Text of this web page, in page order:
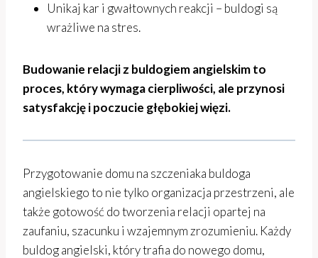
Unikaj kar i gwałtownych reakcji – buldogi są
wrażliwe na stres.
Budowanie relacji z buldogiem angielskim to
proces, który wymaga cierpliwości, ale przynosi
satysfakcję i poczucie głębokiej więzi.
Przygotowanie domu na szczeniaka buldoga
angielskiego to nie tylko organizacja przestrzeni, ale
także gotowość do tworzenia relacji opartej na
zaufaniu, szacunku i wzajemnym zrozumieniu. Każdy
buldog angielski, który trafia do nowego domu,